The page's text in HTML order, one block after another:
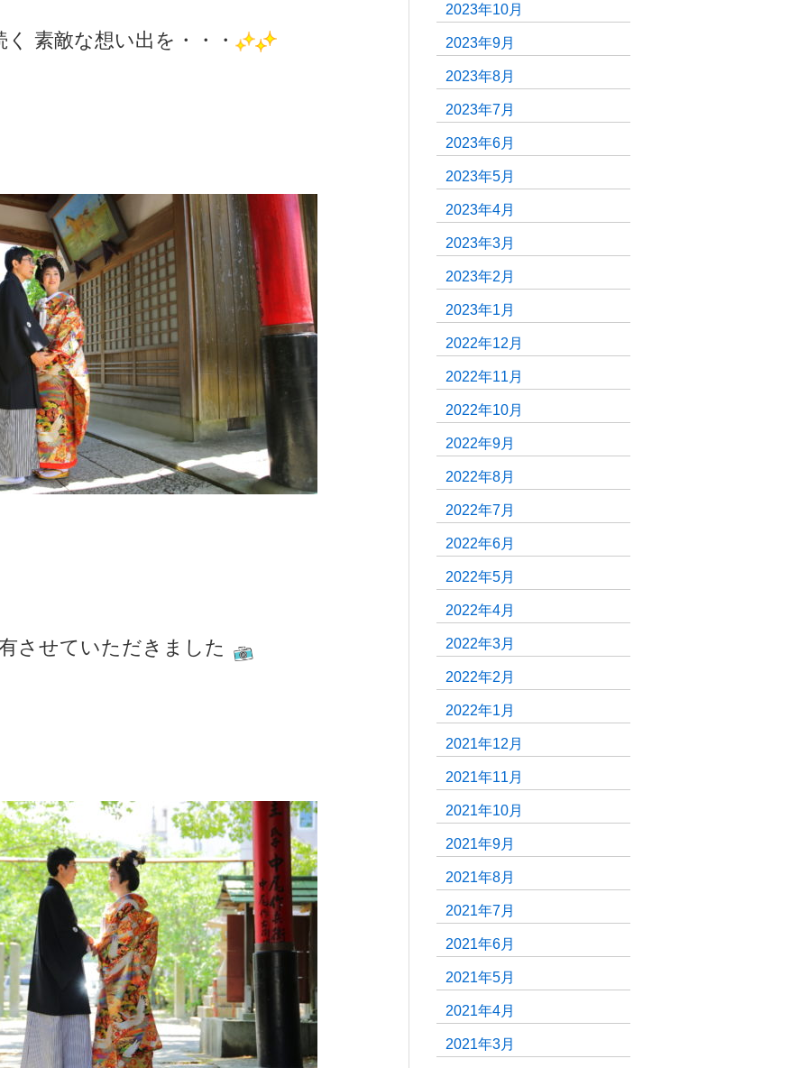
素敵な想い出を・・・
させていただきました
2023年10月
2023年9月
2023年8月
2023年7月
2023年6月
2023年5月
2023年4月
2023年3月
2023年2月
2023年1月
2022年12月
2022年11月
2022年10月
2022年9月
2022年8月
2022年7月
2022年6月
2022年5月
2022年4月
2022年3月
2022年2月
2022年1月
2021年12月
2021年11月
2021年10月
2021年9月
2021年8月
2021年7月
2021年6月
2021年5月
2021年4月
2021年3月